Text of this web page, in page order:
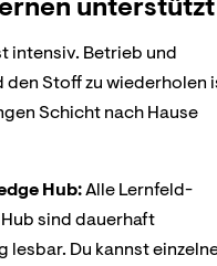
intensiv. Betrieb und
Stoff zu wiederholen
Schicht nach Hause
Hub:Alle Lernfeld-
sind dauerhaft
lesbar. Du kannst